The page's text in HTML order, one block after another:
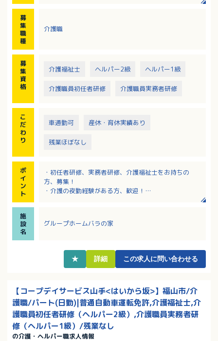
募
集
職
種
介護職
募
集
資
格
介護福祉士 ヘルパー2級 ヘルパー1級
介護職員初任者研修 介護職員実務者研修
こ
だ
わ
り
車通勤可 産休・育休実績あり
残業ほぼなし
ポ
イ
ン
ト
・初任者研修、実務者研修、介護福祉士をお持ちの
方、募集！
・介護の夜勤経験がある方、歓迎！
・幅広い世代の方が活躍中！育児・介護に理解のある
職場です！
施
設
名
グループホームバラの家
★ 詳細 この求人に問い合わせる
【コープデイサービス山手<はいから坂>】福山市/介
護職/パート(日勤)|普通自動車運転免許,介護福祉士,介
護職員初任者研修（ヘルパー2級）,介護職員実務者研
修（ヘルパー1級）/残業なし
の介護・ヘルパー職求人情報